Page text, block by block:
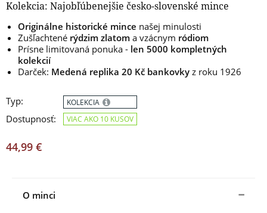
Kolekcia: Najobľúbenejšie česko-slovenské mince
Originálne historické mince našej minulosti
Zušľachtené rýdzim zlatom a vzácnym ródiom
Prísne limitovaná ponuka - len 5000 kompletných
kolekcií
Darček: Medená replika 20 Kč bankovky z roku 1926
Typ:
Dostupnosť:
KOLEKCIA
VIAC AKO 10 KUSOV
44,99 €
O minci